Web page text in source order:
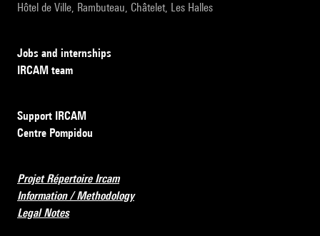
Hôtel de Ville, Rambuteau, Châtelet, Les Halles
Jobs and internships
IRCAM team
Support IRCAM
Centre Pompidou
Projet Répertoire Ircam
Information / Methodology
Legal Notes